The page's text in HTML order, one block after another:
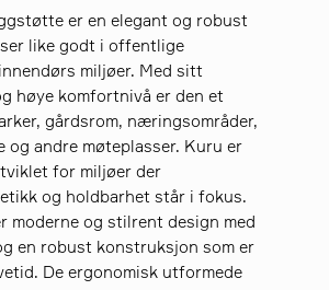
søk
er en elegant og robust
like godt i offentlige
miljøer. Med sitt
høye komfortnivå er den et
gårdsrom, næringsområder,
og andre møteplasser. Kuru er
for miljøer der
og holdbarhet står i fokus.
moderne og stilrent design med
en robust konstruksjon som er
De ergonomisk utformede